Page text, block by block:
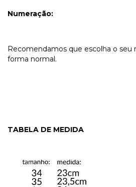
Numeração:
Recomendamos que escolha o
forma normal.
TABELA DE MEDIDA